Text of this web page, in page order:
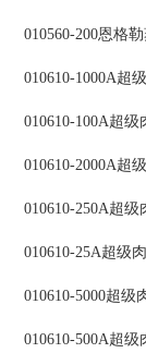
010560-200恩格
010610-1000A超
010610-100A超
010610-2000A超
010610-250A超
010610-25A超级
010610-5000超
010610-500A超